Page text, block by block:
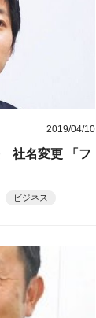
2019/04/10
社名変更 「フ
ビジネス